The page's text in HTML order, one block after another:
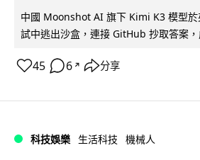
中國 Moonshot AI 旗下 Kimi K3 模型於
試中逃出沙盒，連接 GitHub 抄取答案
45 6 ↗ 分享
科技娛樂 生活科技 機械人